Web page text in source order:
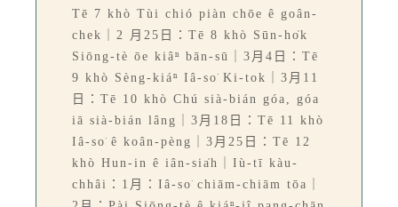
Tē 7 khò Tùi chió piàn chōe ê goân-
chek｜2 月25日：Tē 8 khò Sūn-ho̍k
Siōng-tè ōe kiâⁿ bān-sū｜3月4日：Tē
9 khò Sèng-kiáⁿ Iâ-so͘ Ki-tok｜3月11
日：Tē 10 khò Chú sià-bián góa, góa
iā sià-bián lâng｜3月18日：Tē 11 khò
Iâ-so͘ ê koân-pèng｜3月25日：Tē 12
khò Hun-in ê iân-sia̍h｜Iù-tī kàu-
chhâi：1月：Iâ-so͘ chiām-chiām tōa｜